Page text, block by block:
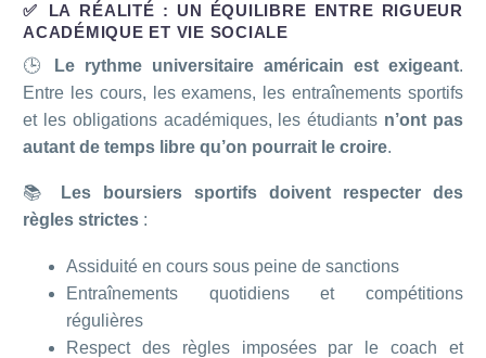
✅ LA RÉALITÉ : UN ÉQUILIBRE ENTRE RIGUEUR
ACADÉMIQUE ET VIE SOCIALE
🕒
Le rythme universitaire américain est exigeant.
Entre les cours, les examens, les entraînements sportifs
et les obligations académiques, les étudiants n’ont pas
autant de temps libre qu’on pourrait le croire.
📚
Les boursiers sportifs doivent respecter des
règles strictes :
Assiduité en cours sous peine de sanctions
Entraînements quotidiens et compétitions
régulières
Respect des règles imposées par le coach et